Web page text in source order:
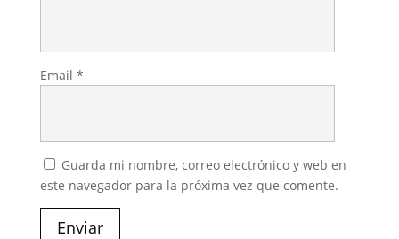
Email *
Guarda mi nombre, correo electrónico y web en
este navegador para la próxima vez que comente.
Enviar